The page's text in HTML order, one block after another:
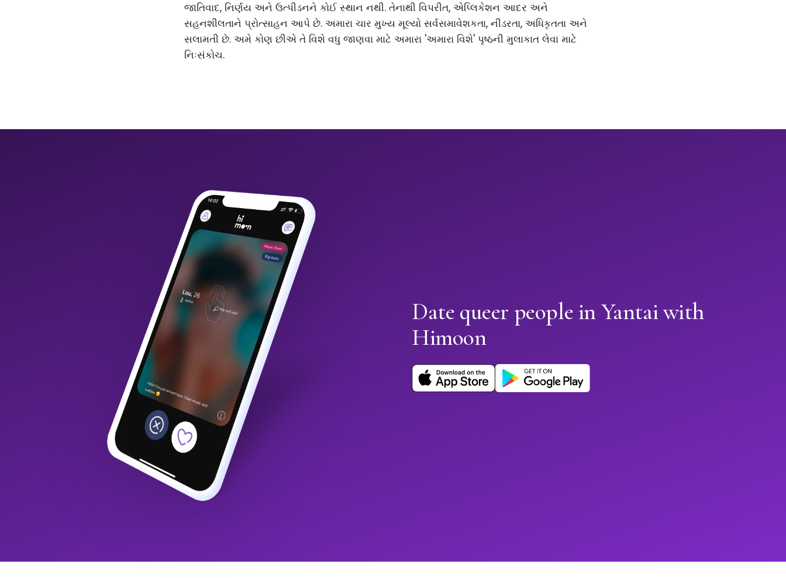
જાતિવાદ, નિર્ણય અને ઉત્પીડનને કોઈ સ્થાન નથી. તેનાથી વિપરીત, એપ્લિકેશન આદર અને
સહનશીલતાને પ્રોત્સાહન આપે છે. અમારા ચાર મુખ્ય મૂલ્યો સર્વસમાવેશકતા, નીડરતા, અધિકૃતતા અને
સલામતી છે. અમે કોણ છીએ તે વિશે વધુ જાણવા માટે અમારા 'અમારા વિશે' પૃષ્ઠની મુલાકાત લેવા માટે
નિઃસંકોચ.
Date queer people in Yantai with
Himoon